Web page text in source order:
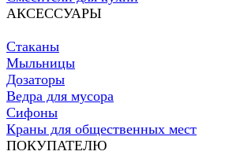
АКСЕССУАРЫ
Стаканы
Мыльницы
Дозаторы
Ведра для мусора
Сифоны
Краны для общественных мест
ПОКУПАТЕЛЮ